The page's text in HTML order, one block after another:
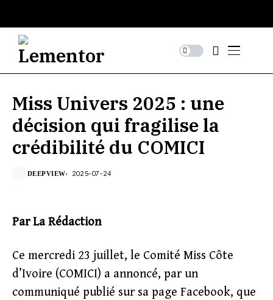
Miss Univers 2025 : une
décision qui fragilise la
crédibilité du COMICI
DEEPVIEW 2025-07-24
Par La Rédaction
Ce mercredi 23 juillet, le Comité Miss Côte
d’Ivoire (COMICI) a annoncé, par un
communiqué publié sur sa page Facebook, que